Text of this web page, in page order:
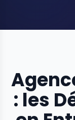
: les